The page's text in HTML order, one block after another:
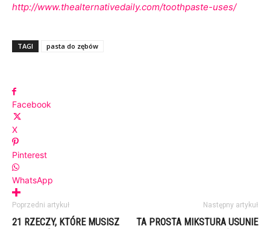
http://www.thealternativedaily.com/toothpaste-uses/
TAGI pasta do zębów
Facebook
X
Pinterest
WhatsApp
Poprzedni artykuł
21 RZECZY, KTÓRE MUSISZ
Następny artykuł
TA PROSTA MIKSTURA USUNIE